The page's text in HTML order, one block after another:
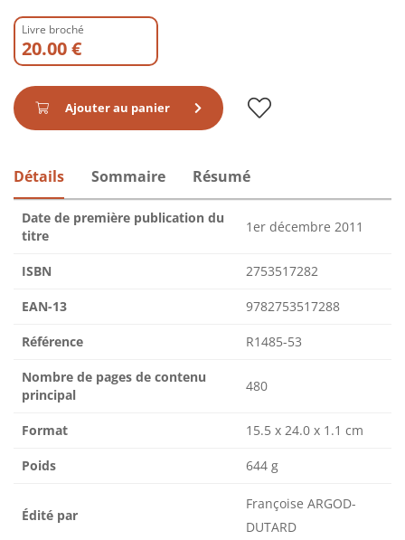
Livre broché
20.00 €
Ajouter au panier
Détails Sommaire Résumé
Date de première publication du
titre
1er décembre 2011
ISBN 2753517282
EAN-13 9782753517288
Référence R1485-53
Nombre de pages de contenu
principal
480
Format 15.5 x 24.0 x 1.1 cm
Poids 644 g
Édité par
Françoise ARGOD-
DUTARD